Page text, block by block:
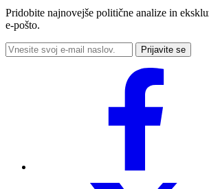
Pridobite najnovejše politične analize in
e-pošto.
Prijavite se